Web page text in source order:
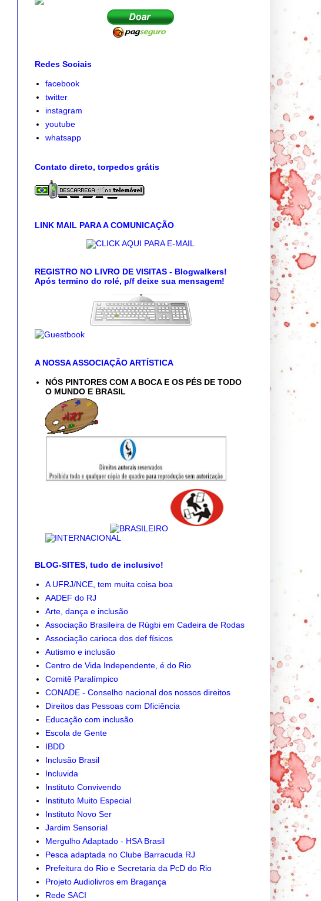
Redes Sociais
facebook
twitter
instagram
youtube
whatsapp
Contato direto, torpedos grátis
LINK MAIL PARA A COMUNICAÇÃO
CLICK AQUI PARA E-MAIL
REGISTRO NO LIVRO DE VISITAS - Blogwalkers!
Após termino do rolé, p/f deixe sua mensagem!
A NOSSA ASSOCIAÇÃO ARTÍSTICA
NÓS PINTORES COM A BOCA E OS PÉS DE TODO
O MUNDO E BRASIL
BLOG-SITES, tudo de inclusivo!
A UFRJ/NCE, tem muita coisa boa
AADEF do RJ
Arte, dança e inclusão
Associação Brasileira de Rúgbi em Cadeira de Rodas
Associação carioca dos def físicos
Autismo e inclusão
Centro de Vida Independente, é do Rio
Comitê Paralímpico
CONADE - Conselho nacional dos nossos direitos
Direitos das Pessoas com Dficiência
Educação com inclusão
Escola de Gente
IBDD
Inclusão Brasil
Incluvida
Instituto Convivendo
Instituto Muito Especial
Instituto Novo Ser
Jardim Sensorial
Mergulho Adaptado - HSA Brasil
Pesca adaptada no Clube Barracuda RJ
Prefeitura do Rio e Secretaria da PcD do Rio
Projeto Audiolivros em Bragança
Rede SACI